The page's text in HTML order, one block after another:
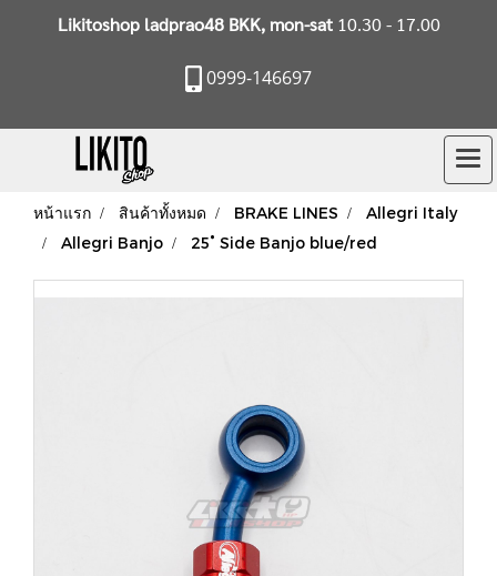
Likitoshop ladprao48 BKK, mon-sat10.30 - 17.00
0999-146697
หน้าแรก สินค้าทั้งหมด BRAKE LINES
Allegri Italy
Allegri Banjo
25° Side Banjo blue/red